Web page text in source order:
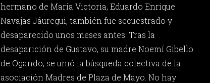
hermano de María Victoria, Eduardo Enrique
Navajas Jáuregui, también fue secuestrado y
desaparecido unos meses antes. Tras la
desaparición de Gustavo, su madre Noemí Gibello
de Ogando, se unió la búsqueda colectiva de la
asociación Madres de Plaza de Mayo. No hay